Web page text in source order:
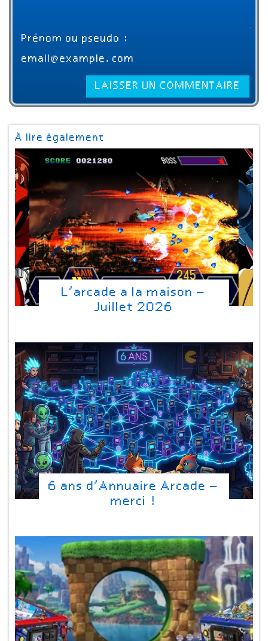
À lire également
L’arcade a la maison –
Juillet 2026
6 ans d’Annuaire Arcade –
merci !